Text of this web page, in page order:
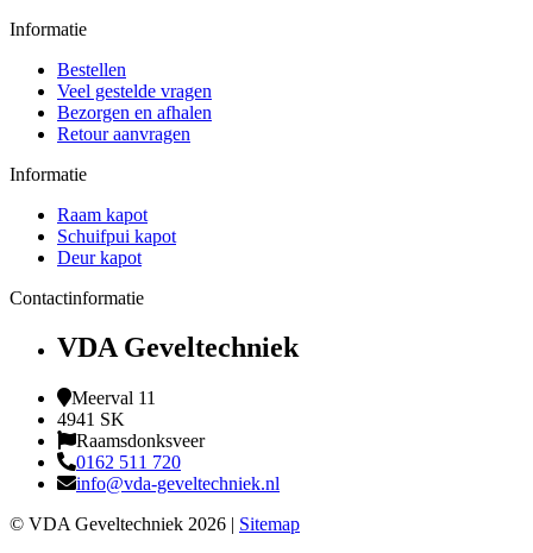
Informatie
Bestellen
Veel gestelde vragen
Bezorgen en afhalen
Retour aanvragen
Informatie
Raam kapot
Schuifpui kapot
Deur kapot
Contactinformatie
VDA Geveltechniek
Meerval 11
4941 SK
Raamsdonksveer
0162 511 720
info@vda-geveltechniek.nl
© VDA Geveltechniek 2026 | Sitemap